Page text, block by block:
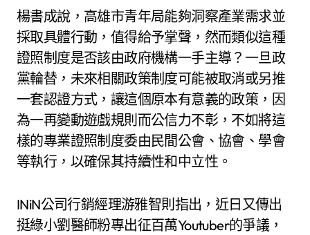
楊書成說，高雄市青年局能夠洞察產業需求並
採取具體行動，值得給予掌聲，然而類似這種
證照制度是否該由政府機構一手主導？一旦政
黨輪替，未來相關政策制度可能被取消或另推
一套認證方式，讓這個原本有意義的政策，因
為一再變動遊戲規則而公信力不彰，不如將這
樣的專業證照制度委由民間公會、協會、學會
等執行，以確保其持續性和中立性。
INiN公司行銷經理游雅智則指出，近日又傳出
挺綠小劉醫師粉專出征百萬Youtuber的爭議，